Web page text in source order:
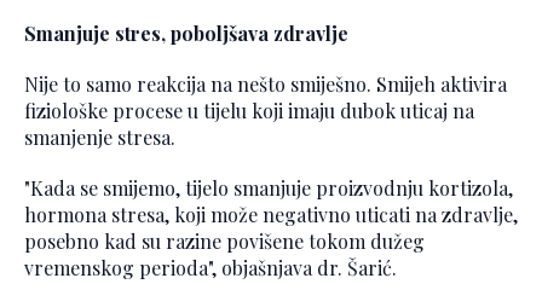
Smanjuje stres, poboljšava zdravlje
Nije to samo reakcija na nešto smiješno. Smijeh aktivira
fiziološke procese u tijelu koji imaju dubok uticaj na
smanjenje stresa.
"Kada se smijemo, tijelo smanjuje proizvodnju kortizola,
hormona stresa, koji može negativno uticati na zdravlje,
posebno kad su razine povišene tokom dužeg
vremenskog perioda", objašnjava dr. Šarić.